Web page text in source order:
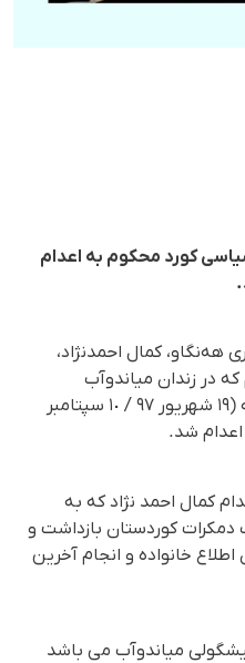
کورد محکوم بە اعدام
هەنگاو، کمال احمدنژاد،
در زندان میاندوآب
محبوس بود، بامداد روز دوشنبە (١٩ شهریور ٩٧ / ١٠ سپتامبر
کمال احمد نژاد کە بە
کوردستان بازداشت و
خانوادە و انجام آخرین
میاندوآب می باشد